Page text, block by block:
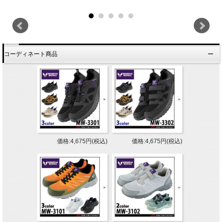
コーディネート商品
価格:4,675円(税込) 価格:4,675円(税込)